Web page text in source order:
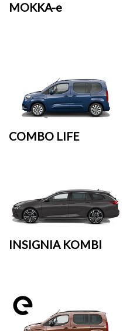
MOKKA-e
COMBO LIFE
INSIGNIA KOMBI